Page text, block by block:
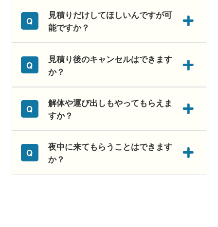
見積りだけしてほしいんですが可
能ですか？
見積り後のキャンセルはできます
か？
解体や運び出しもやってもらえま
すか？
夜中に来てもらうことはできます
か？